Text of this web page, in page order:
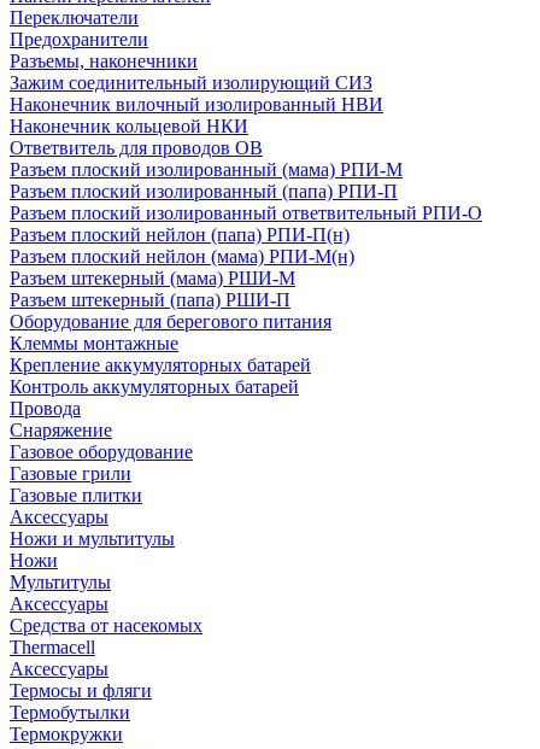
Переключатели
Предохранители
Разъемы, наконечники
Зажим соединительный изолирующий СИЗ
Наконечник вилочный изолированный НВИ
Наконечник кольцевой НКИ
Ответвитель для проводов ОВ
Разъем плоский изолированный (мама) РПИ-М
Разъем плоский изолированный (папа) РПИ-П
Разъем плоский изолированный ответвительный РПИ-О
Разъем плоский нейлон (папа) РПИ-П(н)
Разъем плоский нейлон (мама) РПИ-М(н)
Разъем штекерный (мама) РШИ-М
Разъем штекерный (папа) РШИ-П
Оборудование для берегового питания
Клеммы монтажные
Крепление аккумуляторных батарей
Контроль аккумуляторных батарей
Провода
Снаряжение
Газовое оборудование
Газовые грили
Газовые плитки
Аксессуары
Ножи и мультитулы
Ножи
Мультитулы
Аксессуары
Средства от насекомых
Thermacell
Аксессуары
Термосы и фляги
Термобутылки
Термокружки